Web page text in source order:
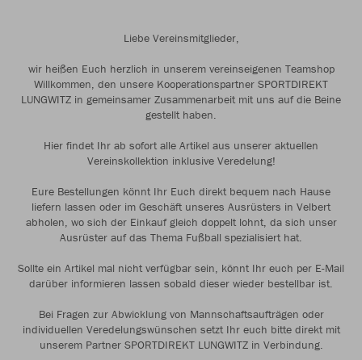
Liebe Vereinsmitglieder,
wir heißen Euch herzlich in unserem vereinseigenen Teamshop
Willkommen, den unsere Kooperationspartner SPORTDIREKT
LUNGWITZ in gemeinsamer Zusammenarbeit mit uns auf die Beine
gestellt haben.
Hier findet Ihr ab sofort alle Artikel aus unserer aktuellen
Vereinskollektion inklusive Veredelung!
Eure Bestellungen könnt Ihr Euch direkt bequem nach Hause
liefern lassen oder im Geschäft unseres Ausrüsters in Velbert
abholen, wo sich der Einkauf gleich doppelt lohnt, da sich unser
Ausrüster auf das Thema Fußball spezialisiert hat.
Sollte ein Artikel mal nicht verfügbar sein, könnt Ihr euch per E-Mail
darüber informieren lassen sobald dieser wieder bestellbar ist.
Bei Fragen zur Abwicklung von Mannschaftsaufträgen oder
individuellen Veredelungswünschen setzt Ihr euch bitte direkt mit
unserem Partner SPORTDIREKT LUNGWITZ in Verbindung.